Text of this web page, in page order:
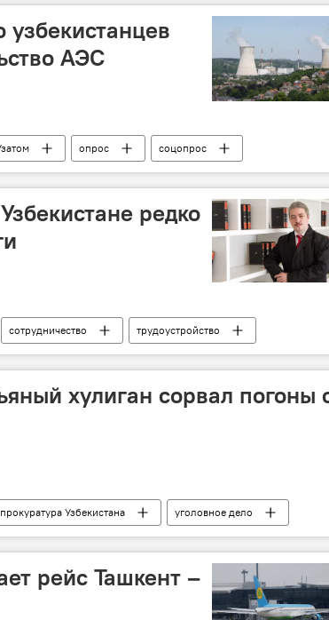
АЭС
опрос
соцопрос
редко
сотрудничество
трудоустройство
хулиган сорвал погоны
Узбекистана
уголовное дело
рейс Ташкент –